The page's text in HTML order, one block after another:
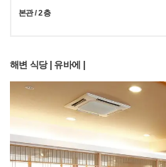
본관 / 2 층
해변 식당 | 유바에 |